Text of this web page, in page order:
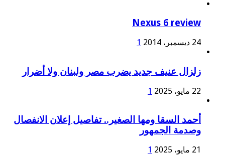
Nexus 6 review
24 ديسمبر، 2014 1
زلزال عنيف جديد يضرب مصر ولبنان ولا أضرار
22 مايو، 2025 1
أحمد السقا ومها الصغير.. تفاصيل إعلان الانفصال
وصدمة الجمهور
21 مايو، 2025
1